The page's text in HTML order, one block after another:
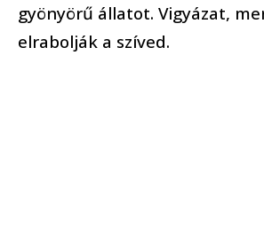
gyönyörű állatot. Vigyázat,
elrabolják a szíved.